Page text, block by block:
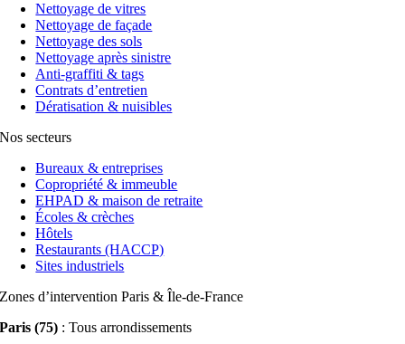
Nettoyage de vitres
Nettoyage de façade
Nettoyage des sols
Nettoyage après sinistre
Anti-graffiti & tags
Contrats d’entretien
Dératisation & nuisibles
Nos secteurs
Bureaux & entreprises
Copropriété & immeuble
EHPAD & maison de retraite
Écoles & crèches
Hôtels
Restaurants (HACCP)
Sites industriels
Zones d’intervention Paris & Île-de-France
Paris (75) : Tous arrondissements